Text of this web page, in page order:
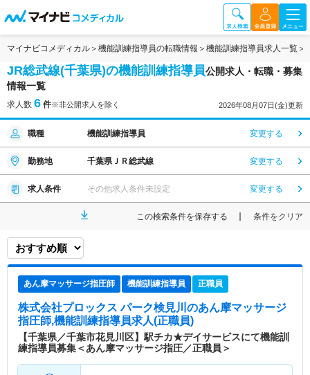
マイナビコメディカル 機能訓練指導員の転職情報 機能訓練指導員求人一覧
JR総武線(千葉県)の機能訓練指導員公開求人・転職・募集
情報一覧
求人数 6 件※非公開求人を除く 2026年08月07日(金)更新
職種 機能訓練指導員 変更する
勤務地 千葉県ＪＲ総武線 変更する
求人条件 その他求人条件未設定 変更する
この検索条件を保存する 条件をクリア
あん摩マッサージ指圧師 機能訓練指導員 正職員
株式会社プロックス パーク検見川 のあん摩マッサージ
指圧師,機能訓練指導員求人(正職員)
【千葉県／千葉市花見川区】駅チカ★デイサービスにて機能訓
練指導員募集＜あん摩マッサージ指圧／正職員＞